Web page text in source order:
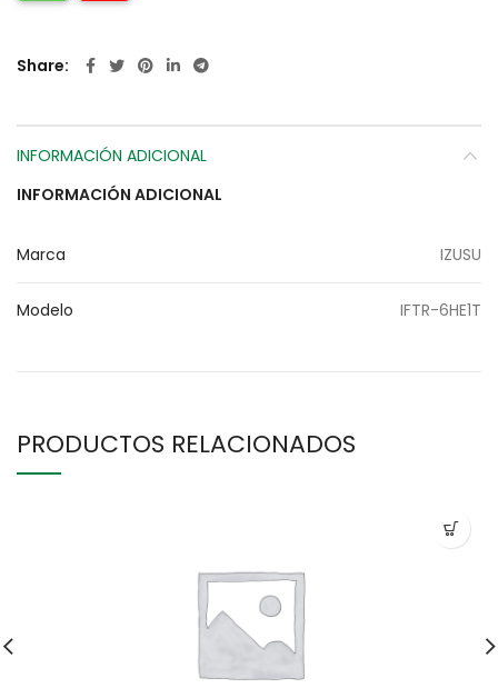
Share
INFORMACIÓN ADICIONAL
INFORMACIÓN ADICIONAL
Marca IZUSU
Modelo IFTR-6HE1T
PRODUCTOS RELACIONADOS